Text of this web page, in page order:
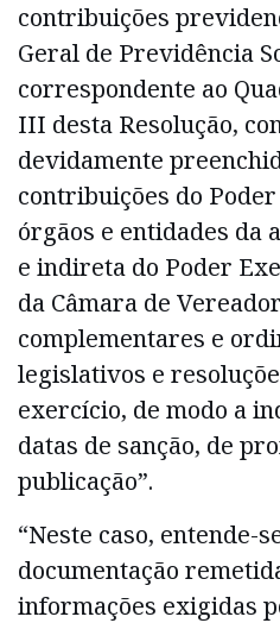
contribuições
Geral de Previdência
correspondente ao
III desta Resolução,
devidamente
contribuições do
órgãos e entidades da
e indireta do Poder
da Câmara de
complementares e
legislativos e
exercício, de modo a
datas de sanção, de
publicação”.
“Neste caso, entende-
documentação
informações exigidas